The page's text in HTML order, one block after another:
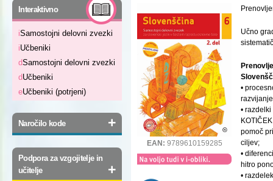
Interaktivno -
iSamostojni delovni zvezki
iUčbeniki
dSamostojni delovni zvezki
dUčbeniki
eUčbeniki (potrjeni)
Naročilo kode +
Podpora za vzgojitelje in
učitelje
+
EAN: 9789610159285
Učno
•
•
pomoč
ciljev;
•
hitro
•